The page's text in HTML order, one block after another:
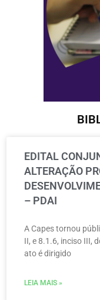
EDITAL
ALTERAÇÃO
– PDAI
A Capes tornou
II, e 8.1.6, inciso III,
ato é dirigido
LEIA MAIS »